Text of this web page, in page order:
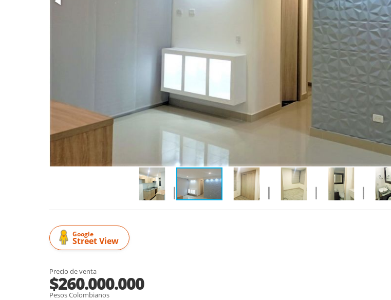
Google
Street View
Precio de venta
$260.000.000
Pesos Colombianos